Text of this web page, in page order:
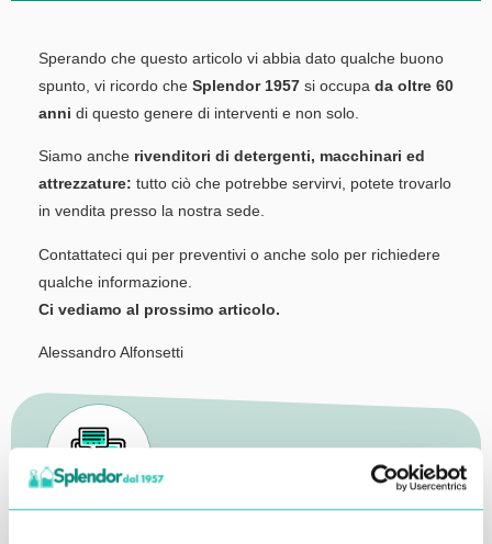
Sperando che questo articolo vi abbia dato qualche buono
spunto, vi ricordo cheSplendor 1957 si occupada oltre 60
anni di questo genere di interventi e non solo.
Siamo anche rivenditori di detergenti, macchinari ed
attrezzature: tutto ciò che potrebbe servirvi, potete trovarlo
in vendita presso la nostra sede.
Contattateci qui per preventivi o anche solo per richiedere
qualche informazione.
Ci vediamo al prossimo articolo.
Alessandro Alfonsetti
Inserisci i tuoi dati qui, ti ricontatteremo entro 48